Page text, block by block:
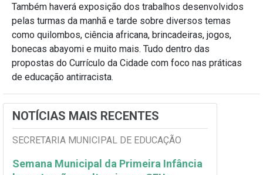
Também haverá exposição dos trabalhos desenvolvidos
pelas turmas da manhã e tarde sobre diversos temas
como quilombos, ciência africana, brincadeiras, jogos,
bonecas abayomi e muito mais. Tudo dentro das
propostas do Currículo da Cidade com foco nas práticas
de educação antirracista.
NOTÍCIAS MAIS RECENTES
SECRETARIA MUNICIPAL DE EDUCAÇÃO
Semana Municipal da Primeira Infância